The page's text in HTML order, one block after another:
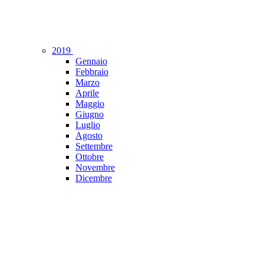
2019
Gennaio
Febbraio
Marzo
Aprile
Maggio
Giugno
Luglio
Agosto
Settembre
Ottobre
Novembre
Dicembre